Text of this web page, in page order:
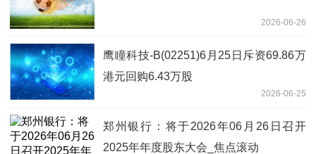
2026-06-26
鹰瞳科技-B(02251)6月25日斥资69.86万
港元回购6.43万股
2026-06-25
郑州银行：将于2026年06月26日召开
2025年年度股东大会_焦点滚动